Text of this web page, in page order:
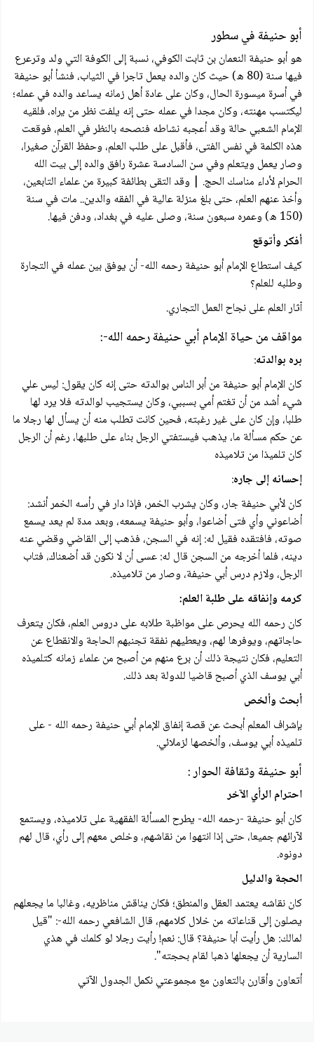
أبو حنيفة في سطور
هو أبو حنيفة النعمان بن ثابت الكوفي، نسبة إلى الكوفة التي ولد وترعرع
فيها سنة (80 ه) حيث كان والده يعمل تاجرا في الثياب، فنشأ أبو حنيفة
في أسرة ميسورة الحال، وكان على عادة أهل زمانه يساعد والده في عمله؛
ليكتسب مهنته، وكان مجدا في عمله حتى إنه يلفت نظر من يراه، فلقيه
الإمام الشعبي حالة وقد أعجبه نشاطه فنصحه بالنظر في العلم، فوقعت
هذه الكلمة في نفس الفتى، فأقبل على طلب العلم، وحفظ القرآن صغيرا،
وصار يعمل ويتعلم وفي سن السادسة عشرة رافق والده إلى بيت الله
الحرام لأداء مناسك الحج. | وقد التقى بطائفة كبيرة من علماء التابعين،
وأخذ عنهم العلم، حتى بلغ منزلة عالية في الفقه والدين.. مات في سنة
(150 ه) وعمره سبعون سنة، وصلى عليه في بغداد، ودفن فيها.
أفكر وأتوقع
كيف استطاع الإمام أبو حنيفة رحمه الله- أن يوفق بين عمله في التجارة
وطلبه للعلم؟
آثار العلم على نجاح العمل التجاري.
مواقف من حياة الإمام أبي حنيفة رحمه الله-:
بره بوالدته:
كان الإمام أبو حنيفة من أبر الناس بوالدته حتى إنه كان يقول: ليس علي
شيء أشد من أن تغتم أمي بسببي، وكان يستجيب لوالدته فلا يرد لها
طلبا، وإن كان على غير رغبته، فحين كانت تطلب منه أن يسأل لها رجلا ما
عن حكم مسألة ما، يذهب فيستفتي الرجل بناء على طلبها، رغم أن الرجل
كان تلميذا من تلاميذه
إحسانه إلى جاره:
كان لأبي حنيفة جار، وكان يشرب الخمر، فإذا دار في رأسه الخمر أنشد:
أضاعوني وأي فتى أضاعوا، وأبو حنيفة يسمعه، وبعد مدة لم يعد يسمع
صوته، فافتقده فقيل له: إنه في السجن، فذهب إلى القاضي وقضي عنه
دينه، فلما أخرجه من السجن قال له: عسى أن لا نكون قد أضعناك، فتاب
الرجل، ولازم درس أبي حنيفة، وصار من تلاميذه.
کرمه وإنفاقه على طلبة العلم:
كان رحمه الله يحرص على مواظبة طلابه على دروس العلم، فكان يتعرف
حاجاتهم، ويوفرها لهم، ويعطيهم نفقة تجنبهم الحاجة والانقطاع عن
التعليم، فكان نتيجة ذلك أن برع منهم من أصبح من علماء زمانه کتلميذه
أبي يوسف الذي أصبح قاضيا للدولة بعد ذلك.
أبحث وألخص
بإشراف المعلم أبحث عن قصة إنفاق الإمام أبي حنيفة رحمه الله - على
تلميذه أبي يوسف، وألخصها لزملائي.
أبو حنيفة وثقافة الحوار :
احترام الرأي الآخر
كان أبو حنيفة -رحمه الله- يطرح المسألة الفقهية على تلاميذه، ويستمع
لآرائهم جميعا، حتى إذا انتهوا من نقاشهم، وخلص معهم إلى رأي، قال لهم
دونوه.
الحجة والدليل
كان نقاشه يعتمد العقل والمنطق؛ فكان يناقش مناظریه، وغالبا ما يجعلهم
يصلون إلى قناعاته من خلال كلامهم، قال الشافعي رحمه الله-: "قيل
لمالك: هل رأيت أبا حنيفة؟ قال: نعم! رأيت رجلا لو كلمك في هذي
السارية أن يجعلها ذهبا لقام بحجته".
أتعاون وأقارن بالتعاون مع مجموعتي نكمل الجدول الآتي